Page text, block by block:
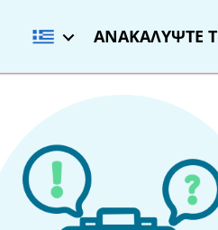
ΑΝΑΚΑΛΥΨΤΕ